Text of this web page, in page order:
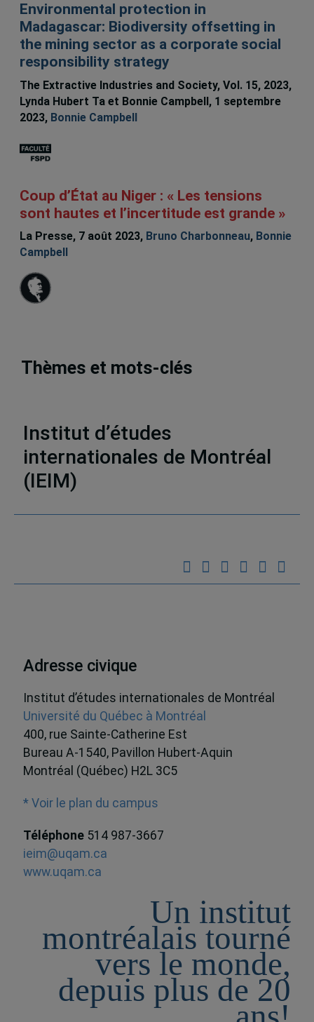
Environmental protection in
Madagascar: Biodiversity offsetting in
the mining sector as a corporate social
responsibility strategy
The Extractive Industries and Society, Vol. 15, 2023,
Lynda Hubert Ta et Bonnie Campbell, 1 septembre
2023, Bonnie Campbell
Coup d’État au Niger : « Les tensions
sont hautes et l’incertitude est grande »
La Presse, 7 août 2023, Bruno Charbonneau, Bonnie
Campbell
Thèmes et mots-clés
Institut d’études
internationales de Montréal
(IEIM)
Adresse civique
Institut d’études internationales de Montréal
Université du Québec à Montréal
400, rue Sainte-Catherine Est
Bureau A-1540, Pavillon Hubert-Aquin
Montréal (Québec) H2L 3C5
* Voir le plan du campus
Téléphone 514 987-3667
ieim@uqam.ca
www.uqam.ca
Un institut
montréalais tourné
vers le monde,
depuis plus de 20